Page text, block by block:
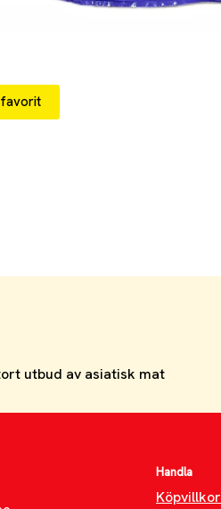
utbud av asiatisk mat
Handla
Köpvillkor